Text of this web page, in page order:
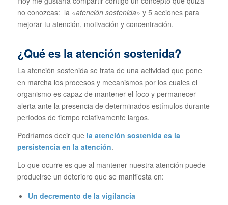
no conozcas: la «atención sostenida» y 5 acciones para
mejorar tu atención, motivación y concentración.
¿Qué es la atención sostenida?
La atención sostenida se trata de una actividad que pone
en marcha los procesos y mecanismos por los cuales el
organismo es capaz de mantener el foco y permanecer
alerta ante la presencia de determinados estímulos durante
períodos de tiempo relativamente largos.
Podríamos decir que la atención sostenida es la
persistencia en la atención.
Lo que ocurre es que al mantener nuestra atención puede
producirse un deterioro que se manifiesta en:
Un decremento de la vigilancia